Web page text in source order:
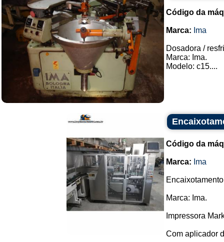
Código da
Marca: Ima
Dosadora /
Marca: Ima.
Modelo: c15....
Código da
Marca: Ima
Marca: Ima.
Impressora
Com aplicador